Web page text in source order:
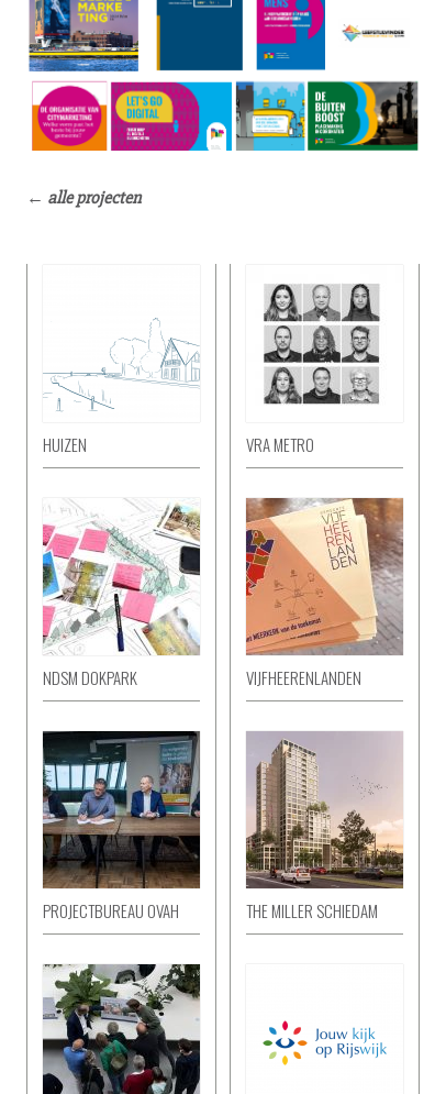
← alle projecten
HUIZEN VRA METRO
NDSM DOKPARK VIJFHEERENLANDEN
PROJECTBUREAU OVAH THE MILLER SCHIEDAM